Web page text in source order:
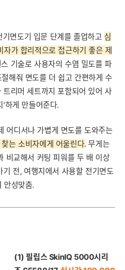
기면도기 입문 단계를 졸업하고 심
가 합리적으로 접근하기 좋은 제
기술로 사용자의 수염 밀도를 파
해줘 면도를 더 쉽고 간편하게 수
리머 세트까지 포함되어 있어 사
'하게 만들어준다.
어디서나 가볍게 면도를 도와주는
는 소비자에게 어울린다. 무게는
비교해서 커팅 피워를 두 배 이상
전, 여행지에서 사용할 전기면도
안성맞춤.
(1) 필립스 SkinIQ 5000시리
세부정보 열기/접기